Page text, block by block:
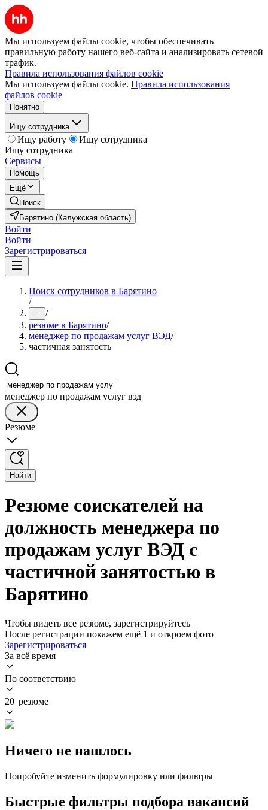
Мы используем файлы cookie, чтобы обеспечивать
правильную работу нашего веб-сайта и анализировать сетевой
трафик.
Правила использования файлов cookie
Мы используем файлы cookie. Правила использования
файлов cookie
Понятно
Ищу сотрудника
Ищу работу
Ищу сотрудника
Ищу сотрудника
Сервисы
Помощь
Ещё
Поиск
Барятино (Калужская область)
Войти
Войти
Зарегистрироваться
Поиск сотрудников в Барятино
/
... /
резюме в Барятино/
менеджер по продажам услуг ВЭД/
частичная занятость
менеджер по продажам услуг вэд
Резюме
Найти
Резюме соискателей на
должность менеджера по
продажам услуг ВЭД с
частичной занятостью в
Барятино
Чтобы видеть все резюме, зарегистрируйтесь
После регистрации покажем ещё 1 и откроем фото
Зарегистрироваться
За всё время
По соответствию
20 резюме
Ничего не нашлось
Попробуйте изменить формулировку или фильтры
Быстрые фильтры подбора вакансий